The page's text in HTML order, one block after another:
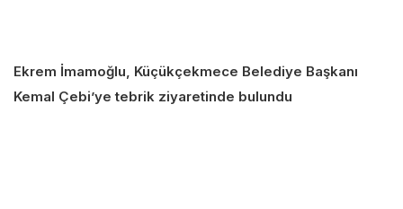
Ekrem İmamoğlu, Küçükçekmece Belediye Başkanı
Kemal Çebi’ye tebrik ziyaretinde bulundu